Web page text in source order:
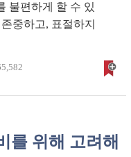
불편하게 할 수 있
중하고, 표절하지
를 위해 고려해